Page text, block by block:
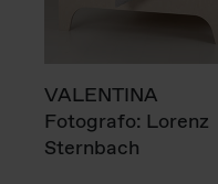
VALENTINA
Fotografo: Lorenz
Sternbach